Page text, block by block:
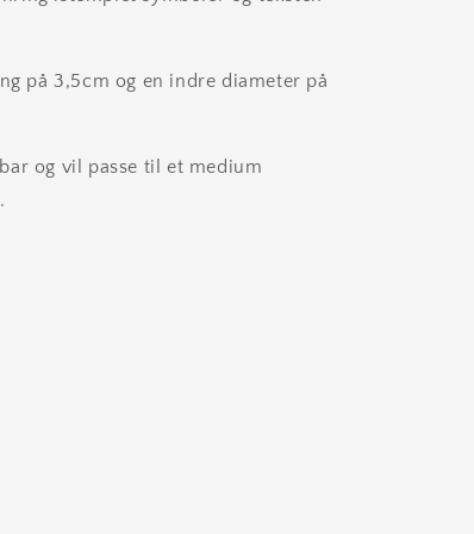
på 3,5cm og en indre diameter på
og vil passe til et medium